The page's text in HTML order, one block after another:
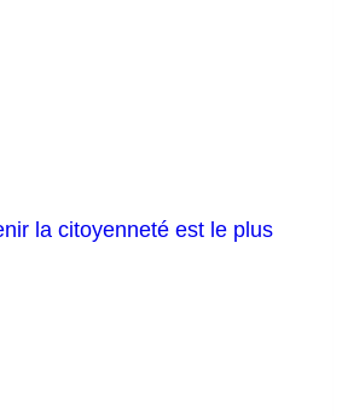
la citoyenneté est le plus